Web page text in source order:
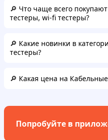
🔎 Что чаще всего
тестеры, wi-fi тестеры?
🔎 Какие новинки в
тестеры?
🔎 Какая цена на
Попробуйте в